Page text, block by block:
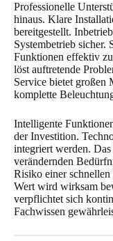
Professionelle
hinaus. Klare
bereitgestellt.
Systembetrieb sicher.
Funktionen effektiv
löst auftretende
Service bietet großen
komplette
Intelligente
der Investition.
integriert werden.
verändernden
Risiko einer
Wert wird wirksam
verpflichtet sich
Fachwissen